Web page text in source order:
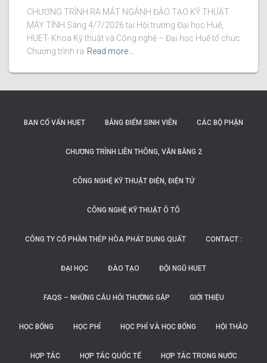
CHƯƠNG TRÌNH RA MẮT NGÀNH ĐÀO TẠO KỸ THUẬT
MÁY TÍNH Sáng 4/7/2026 tại Hội trường Đại học Huế,
HUET- Khoa Kỹ thuật và Công nghệ – Đại học Huế tổ chức
Chương trình ra Read more…
BAN CỐ VẤN HUET BẢNG ĐIỂM SINH VIÊN CÁC BỘ PHẬN
CHƯƠNG TRÌNH LIÊN THÔNG, VĂN BẰNG 2
CÔNG NGHỆ KỸ THUẬT ĐIỆN, ĐIỆN TỬ
CÔNG NGHỆ KỸ THUẬT Ô TÔ
CÔNG TY CỔ PHẦN THÉP HÒA PHÁT DUNG QUẤT CONTACT :
ĐẠI HỌC ĐÀO TẠO ĐỘI NGŨ HUET
FAQS – NHỮNG CÂU HỎI THƯỜNG GẶP GIỚI THIỆU
HỌC BỔNG HỌC PHÍ HỌC PHÍ VÀ HỌC BỔNG HỘI THẢO
HỢP TÁC HỢP TÁC QUỐC TẾ HỢP TÁC TRONG NƯỚC